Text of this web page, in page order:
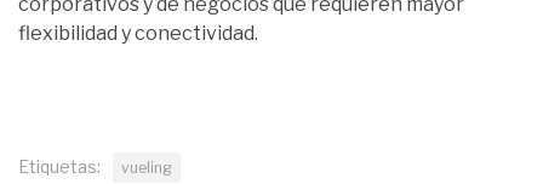
flexibilidad y conectividad.
Etiquetas: vueling